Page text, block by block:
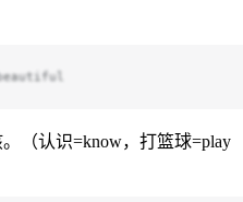
（认识=know，打篮球=play